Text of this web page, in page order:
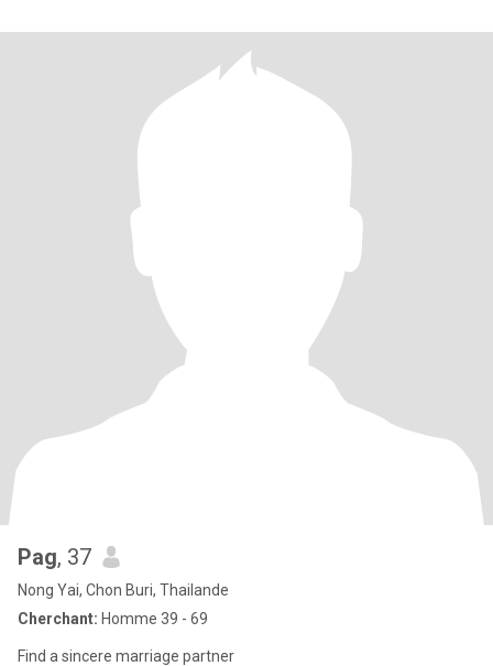
Pag, 37
Nong Yai, Chon Buri, Thailande
Cherchant: Homme 39 - 69
Find a sincere marriage partner